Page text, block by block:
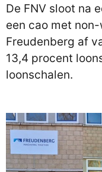
De FNV sloot na
een cao met
Freudenberg af
13,4 procent
loonschalen.